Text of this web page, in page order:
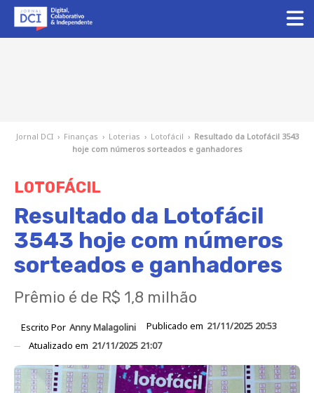
Jornal DCI › Finanças › Loterias › Lotofácil › Resultado da Lotofácil 3543
hoje com números sorteados e ganhadores
LOTOFÁCIL
Resultado da Lotofácil
3543 hoje com números
sorteados e ganhadores
Prêmio é de R$ 1,8 milhão
Escrito Por Anny Malagolini Publicado em 21/11/2025 20:53
Atualizado em 21/11/2025 21:07